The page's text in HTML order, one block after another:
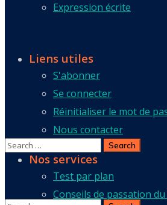
Expression écrite
Liens utiles
S'abonner
Se connecter
Réinitialiser le mot de
Nous contacter
Nos services
Test par plan
Conseils de passation du